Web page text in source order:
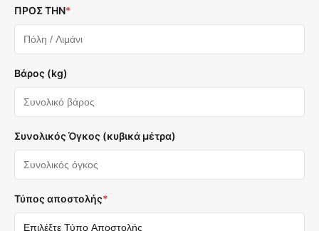
ΠΡΟΣ ΤΗΝ*
Βάρος (kg)
Συνολικός Όγκος (κυβικά μέτρα)
Τύπος αποστολής*